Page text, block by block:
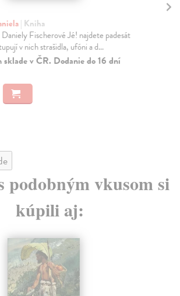
| Kniha
Fischerové Jé! najdete padesát
v nich strašidla, ufóni a d...
sklade v ČR. Dodanie do 16 dní
podobným vkusom si
kúpili aj: